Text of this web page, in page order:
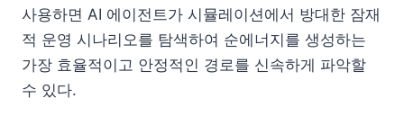
사용하면 AI 에이전트가 시뮬레이션에서 방대한 잠재
적 운영 시나리오를 탐색하여 순에너지를 생성하는
가장 효율적이고 안정적인 경로를 신속하게 파악할
수 있다.